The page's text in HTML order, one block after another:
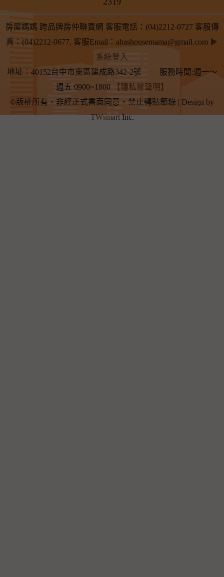
房屋媽媽 跨品牌房仲聯賣網 客服電話：(04)2212-0727 客服傳
真：(04)2212-0677, 客服Email：ahashousemama@gmail.com ▶
系統登入
地址 ： 40152台中市東區建成路342-2號 服務時間:週一～
週五 0900~1800
【隱私權聲明】
©版權所有，非經正式書面同意，禁止轉貼節錄 | Design by
TWsmartInc.